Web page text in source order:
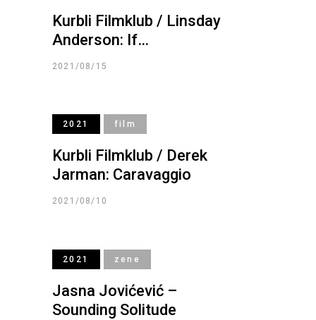
Kurbli Filmklub / Linsday
Anderson: If…
2021/08/15
2021 film
Kurbli Filmklub / Derek
Jarman: Caravaggio
2021/08/10
2021 zene
Jasna Jovićević –
Sounding Solitude